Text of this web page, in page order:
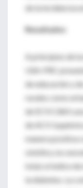
de la incidencia
Resultados
A principios de
USA-PRC
de educación y
rurales como
de ECVI (360
de ACV
manera positiva
sistólica, la
total, el índice
la diabetes. La